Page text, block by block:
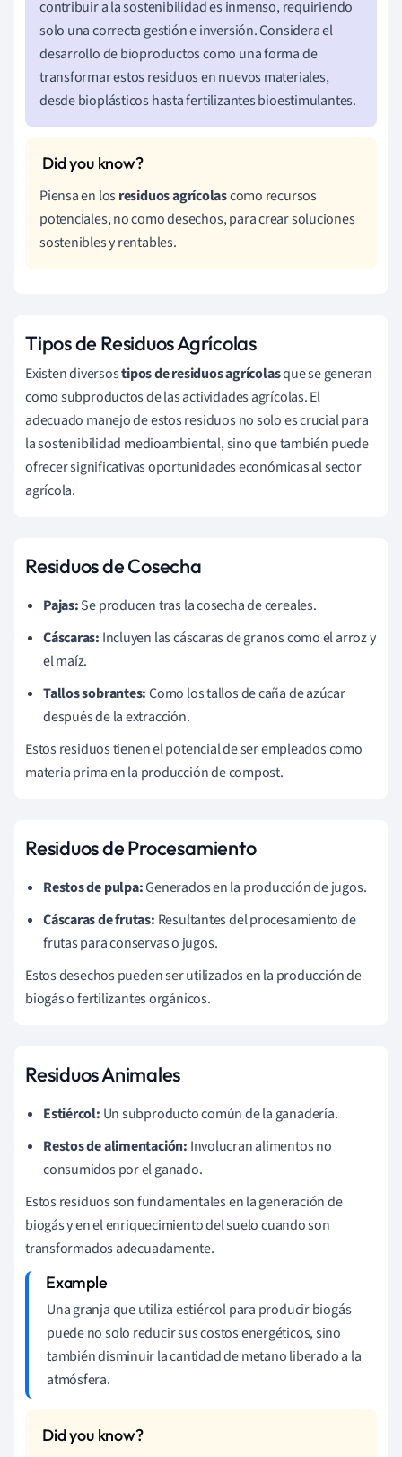
contribuir a la sostenibilidad es inmenso, requiriendo
solo una correcta gestión e inversión. Considera el
desarrollo de bioproductos como una forma de
transformar estos residuos en nuevos materiales,
desde bioplásticos hasta fertilizantes bioestimulantes.
Piensa en losresiduos agrícolascomo recursos
potenciales, no como desechos, para crear soluciones
sostenibles y rentables.
Tipos de Residuos Agrícolas
Existen diversostipos de residuos agrícolasque se generan
como subproductos de las actividades agrícolas. El
adecuado manejo de estos residuos no solo es crucial para
la sostenibilidad medioambiental, sino que también puede
ofrecer significativas oportunidades económicas al sector
agrícola.
Residuos de Cosecha
Pajas:Se producen tras la cosecha de cereales.
Cáscaras: Incluyen las cáscaras de granos como el arroz y
el maíz.
Tallos sobrantes:Como los tallos de caña de azúcar
después de la extracción.
Estos residuos tienen el potencial de ser empleados como
materia prima en la producción de compost.
Residuos de Procesamiento
Restos de pulpa:Generados en la producción de jugos.
Cáscaras de frutas: Resultantes del procesamiento de
frutas para conservas o jugos.
Estos desechos pueden ser utilizados en la producción de
biogás o fertilizantes orgánicos.
Residuos Animales
Estiércol: Un subproducto común de la ganadería.
Restos de alimentación: Involucran alimentos no
consumidos por el ganado.
Estos residuos son fundamentales en la generación de
biogás y en el enriquecimiento del suelo cuando son
transformados adecuadamente.
Una granja que utiliza estiércol para producir biogás
puede no solo reducir sus costos energéticos, sino
también disminuir la cantidad de metano liberado a la
atmósfera.